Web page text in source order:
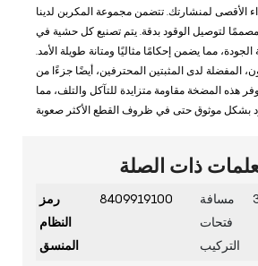
الأقصى لمنشارتك. تتضمن مجموعة المكربن ​​لدينا
مصممًا لتوصيل الوقود بدقة. يتم تصنيع كل حشية في
مما يضمن إحكامًا مثاليًا ومتانة طويلة الأمد.
المفضلة لدى المثبتين المحترفين، أيضًا جزءًا من
هذه المضخة مقاومة متزايدة للتآكل والتلف، مما
ذات الصلة
رمز
النظام
المنسق
8409919100
مسافة
فتحات
التركيب